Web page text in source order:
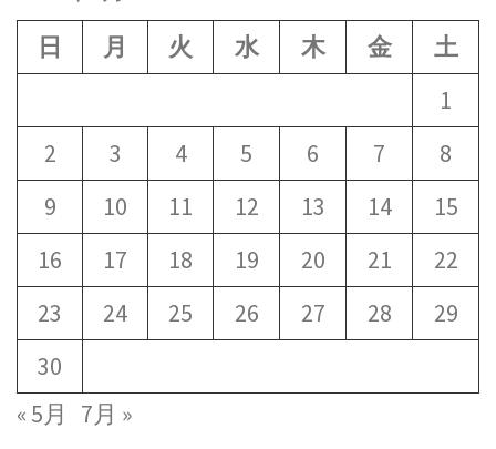
日
月 火 水 木 金
土
1
2
3 4 5 6 7
8
9
10 11 12 13 14
15
16
17 18 19 20 21
22
23
24 25 26 27 28
29
30
« 5月
7月 »